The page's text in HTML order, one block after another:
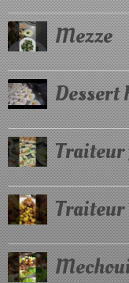
Mezze
Dessert
Traiteur
Traiteur